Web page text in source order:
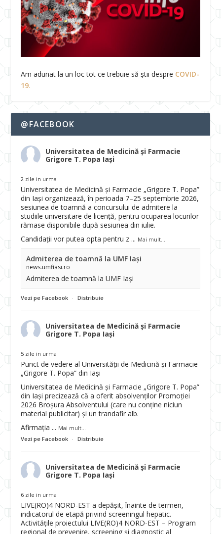
Am adunat la un loc tot ce trebuie să știi despre COVID-
19.
@FACEBOOK
Universitatea de Medicină și Farmacie
Grigore T. Popa Iași
2 zile in urma
Universitatea de Medicină și Farmacie „Grigore T. Popa”
din Iași organizează, în perioada 7–25 septembrie 2026,
sesiunea de toamnă a concursului de admitere la
studiile universitare de licență, pentru ocuparea locurilor
rămase disponibile după sesiunea din iulie.
Candidații vor putea opta pentru z ... Mai mult...
Admiterea de toamnă la UMF Iași
news.umfiasi.ro
Admiterea de toamnă la UMF Iași
Vezi pe Facebook · Distribuie
Universitatea de Medicină și Farmacie
Grigore T. Popa Iași
5 zile in urma
Punct de vedere al Universității de Medicină și Farmacie
„Grigore T. Popa” din Iași
Universitatea de Medicină și Farmacie „Grigore T. Popa”
din Iași precizează că a oferit absolvenților Promoției
2026 Broșura Absolventului (care nu conține niciun
material publicitar) și un trandafir alb.
Afirmația ... Mai mult...
Vezi pe Facebook · Distribuie
Universitatea de Medicină și Farmacie
Grigore T. Popa Iași
6 zile in urma
LIVE(RO)4 NORD-EST a depășit, înainte de termen,
indicatorul de etapă privind screeningul hepatic.
Activitățile proiectului LIVE(RO)4 NORD-EST – Program
regional de prevenire, screening și diagnostic al